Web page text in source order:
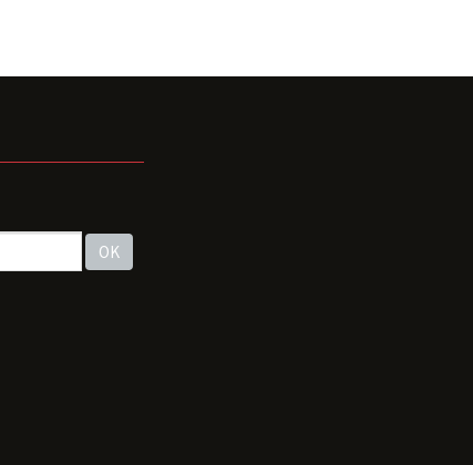
OK